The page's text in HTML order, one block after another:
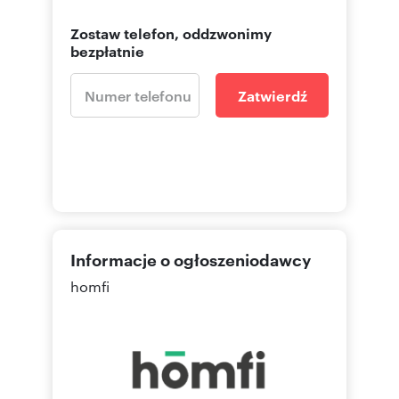
corporate employees.
* **Proximity to nature:** Only a few minutes'
walk to the **Silesian Park** (Zoo, Amusement
Park, planetarium, running tracks). This is a key
*work-life balance* argument that attracts
floor and has an area of 41.15 m2. It consists of a
spacious living area with a kitchenette, a
bedroom, a bathroom, and a hallway. The
Planned handover for use: Q1 2027.
Zostaw telefon, oddzwonimy
bezpłatnie
Zatwierdź
Informacje o ogłoszeniodawcy
homfi